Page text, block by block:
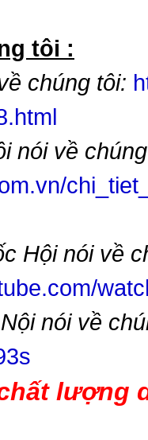
tôi :
chúng tôi:
nói về chúng
Hội nói về
nói về
lượng